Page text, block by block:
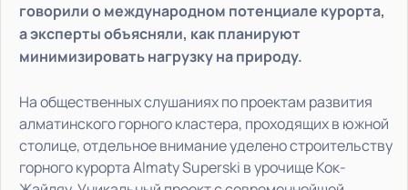
говорили о международном потенциале курорта,
а эксперты объясняли, как планируют
минимизировать нагрузку на природу.
На общественных слушаниях по проектам развития
алматинского горного кластера, проходящих в южной
столице, отдельное внимание уделено строительству
горного курорта Almaty Superski в урочище Кок-